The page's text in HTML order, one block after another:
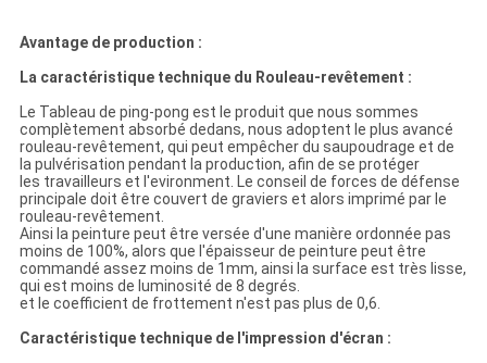
Avantage de production :
La caractéristique technique du Rouleau-revêtement :
Le Tableau de ping-pong est le produit que nous sommes
complètement absorbé dedans, nous adoptent le plus avancé
rouleau-revêtement, qui peut empêcher du saupoudrage et de
la pulvérisation pendant la production, afin de se protéger
les travailleurs et l'evironment. Le conseil de forces de défense
principale doit être couvert de graviers et alors imprimé par le
rouleau-revêtement.
Ainsi la peinture peut être versée d'une manière ordonnée pas
moins de 100%, alors que l'épaisseur de peinture peut être
commandé assez moins de 1mm, ainsi la surface est très lisse,
qui est moins de luminosité de 8 degrés.
et le coefficient de frottement n'est pas plus de 0,6.
Caractéristique technique de l'impression d'écran :